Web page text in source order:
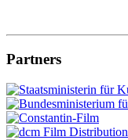
Partners